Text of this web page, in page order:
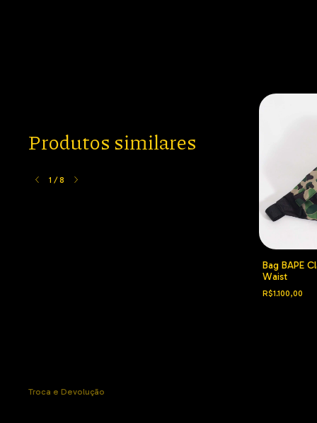
Produtos similares
1 /8
Bag BAPE
Waist
R$1.100,00
Troca e Devolução